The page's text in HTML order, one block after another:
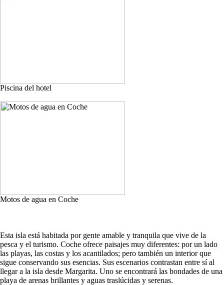
Piscina del hotel
Motos de agua en Coche
Esta isla está habitada por gente amable y tranquila que vive de la
pesca y el turismo. Coche ofrece paisajes muy diferentes: por un lado
las playas, las costas y los acantilados; pero también un interior que
sigue conservando sus esencias. Sus escenarios contrastan entre sí al
llegar a la isla desde Margarita. Uno se encontrará las bondades de una
playa de arenas brillantes y aguas traslúcidas y serenas.